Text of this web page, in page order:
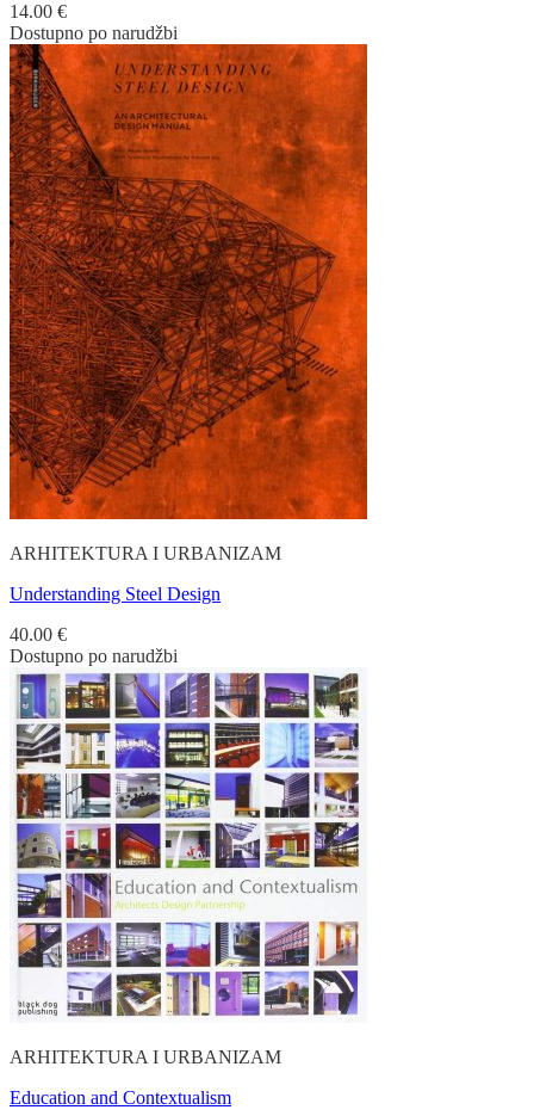
14.00 €
Dostupno po narudžbi
ARHITEKTURA I URBANIZAM
Understanding Steel Design
40.00 €
Dostupno po narudžbi
ARHITEKTURA I URBANIZAM
Education and Contextualism